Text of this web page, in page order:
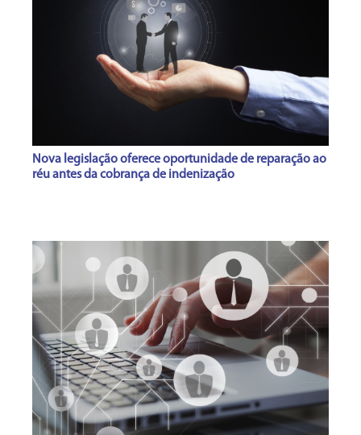
Nova legislação oferece oportunidade de reparação ao
réu antes da cobrança de indenização